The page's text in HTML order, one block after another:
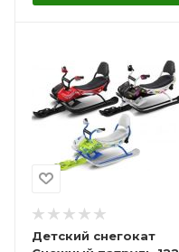
Детский снегокат